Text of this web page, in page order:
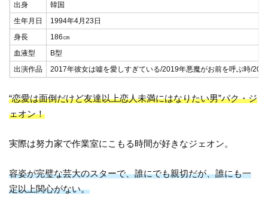
出身
韓国
生年月日
1994年4月23日
身長
186㎝
血液型
B型
出演作品
2017年彼女は噓を愛しすぎている/2019年悪魔がお前を呼ぶ時/
“恋愛は面倒だけど友達以上恋人未満にはなりたい男”パク・ジ
ェオン！
実際は努力家で作業室にこもる時間が好きなジェオン。
容姿が完璧な芸大のスターで、誰にでも親切だが、誰にも一
定以上関心がない。